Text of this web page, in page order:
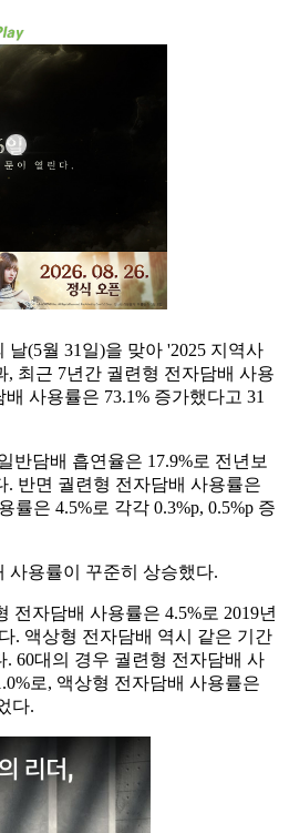
(5월 31일)을 맞아 '2025 지역사
, 최근 7년간 궐련형 전자담배 사용
사용률은 73.1% 증가했다고 31
반담배 흡연율은 17.9%로 전년보
. 반면 궐련형 전자담배 사용률은
률은 4.5%로 각각 0.3%p, 0.5%p 증
사용률이 꾸준히 상승했다.
전자담배 사용률은 4.5%로 2019년
. 액상형 전자담배 역시 같은 기간
. 60대의 경우 궐련형 전자담배 사
로, 액상형 전자담배 사용률은
다.